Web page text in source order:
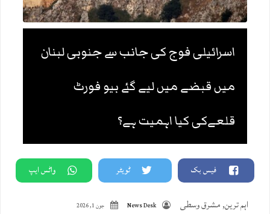
اسرائیلی فوج کی جانب سے جنوبی لبنان
میں قبضے میں لیے گئے بیو فورٹ
قلعےکی کیا اہمیت ہے؟
فیس بک ٹویٹر واٹس ایپ
اہم ترین,مشرق وسطی News Desk جون 1, 2026